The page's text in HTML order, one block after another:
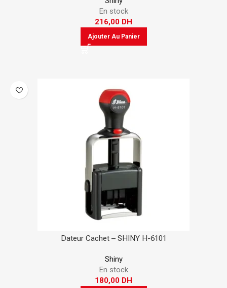
En stock
216,00 DH
Ajouter Au Panier
Dateur Cachet – SHINY H-6101
Shiny
En stock
180,00 DH